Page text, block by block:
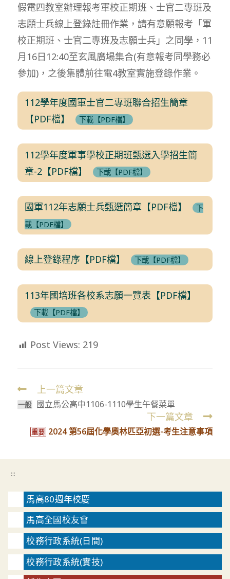
假電四教室辦理報考軍校正期班、士官二專班及
志願士兵線上登錄註冊作業，請有意願報考「軍
校正期班、士官二專班及志願士兵」之同學，11
月16日12:40至玄風廣場集合(有意報考同學務必
參加)，之後集體前往電4教室實施登錄作業。
112學年度國軍士官二專班聯合招生簡章
【PDF檔】
下載【PDF檔】
112學年度軍事學校正期班甄選入學招生簡
章-2【PDF檔】
下載【PDF檔】
國軍112年志願士兵甄選簡章【PDF檔】
下
載【PDF檔】
線上登錄程序【PDF檔】 下載【PDF檔】
113年國培班各校系志願一覽表【PDF檔】
下載【PDF檔】
Post Views: 219
Read
more
上一篇文章
一般 國立馬公高中1106-1110學生午餐菜單
下一篇文章
重要 2024 第56屆化學奧林匹亞初選-考生注意事項
:::
馬高80週年校慶
馬高全國校友會
校務行政系統(日間)
校務行政系統(實技)